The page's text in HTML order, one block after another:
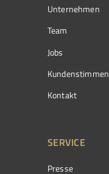
Unternehmen
Team
Jobs
Kundenstimmen
Kontakt
SERVICE
Presse